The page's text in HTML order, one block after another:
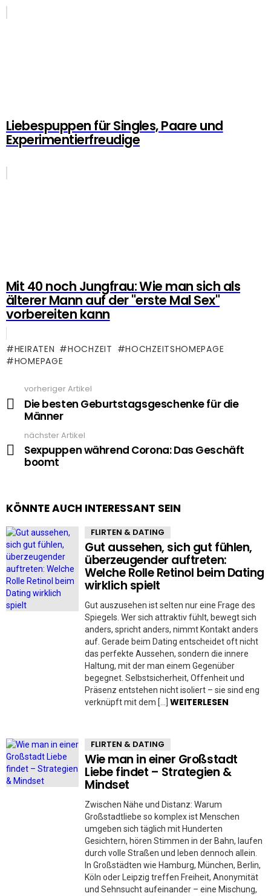
Liebespuppen für Singles, Paare und
Experimentierfreudige
Mit 40 noch Jungfrau: Wie man sich als
älterer Mann auf der "erste Mal Sex"
vorbereiten kann
HEIRATEN HOCHZEIT
HOCHZEITSHOMEPAGE
HOMEPAGE
more
vorheriger Artikel
Die besten Geburtstagsgeschenke für die
Männer
nächster Artikel
Sexpuppen während Corona: Das Geschäft
boomt
KÖNNTE AUCH INTERESSANT SEIN
FLIRTEN & DATING
Gut aussehen, sich gut fühlen,
überzeugender auftreten:
Welche Rolle Retinol beim Dating
wirklich spielt
Gut auszusehen ist selten nur eine Frage des
Spiegels. Wer sich attraktiv fühlt, bewegt sich
anders, spricht anders, nimmt Kontakt anders
auf. Gerade beim Dating entscheidet oft nicht
das perfekte Aussehen, sondern die innere
Haltung, mit der man einem Gegenüber
begegnet. Selbstsicherheit, Offenheit und
Präsenz entstehen nicht isoliert – sie sind eng
verknüpft mit dem […] WEITERLESEN
FLIRTEN & DATING
Wie man in einer Großstadt
Liebe findet – Strategien &
Mindset
Zwischen Nähe und Distanz: Warum
Großstadtliebe so komplex ist Menschen
umgeben sich täglich mit Hunderten
Gesichtern, hören Stimmen in der Bahn, laufen
durch volle Straßen und leben dennoch allein.
In Großstädten wie Hamburg, München, Berlin,
Köln oder Leipzig treffen Freiheit, Anonymität
und Sehnsucht aufeinander – eine Mischung,